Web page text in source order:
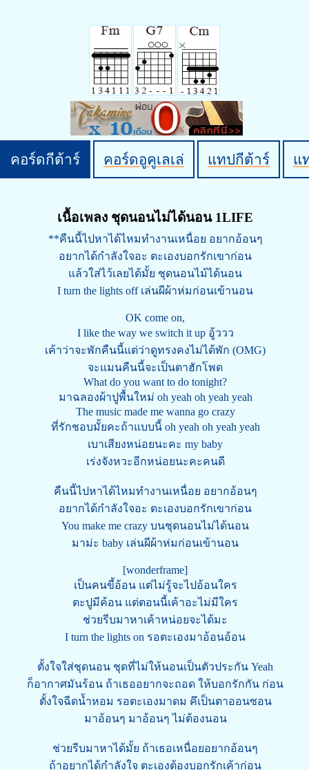
คอร์ดกีต้าร์ คอร์ดอูคูเลเล่ แทปกีต้าร์ แ
เนื้อเพลง ชุดนอนไม่ได้นอน 1LIFE
**คืนนี้ไปหาได้ไหมทำงานเหนื่อย อยากอ้อนๆ
อยากได้กำลังใจอะ ตะเองบอกรักเขาก่อน
แล้วใส่ไว้เลยได้มั้ย ชุดนอนไม้ได้นอน
I turn the lights off เล่นผีผ้าห่มก่อนเข้านอน
OK come on,
I like the way we switch it up อู้ววว
เค้าว่าจะพักคืนนี้แต่ว่าดูทรงคงไม่ได้พัก (OMG)
จะแมนคืนนี้จะเป็นตาฮักโพด
What do you want to do tonight?
มาฉลองผ้าปูพื้นใหม่ oh yeah oh yeah yeah
The music made me wanna go crazy
ที่รักชอบมั้ยคะถ้าแบบนี้ oh yeah oh yeah yeah
เบาเสียงหน่อยนะคะ my baby
เร่งจังหวะอีกหน่อยนะคะคนดี
คืนนี้ไปหาได้ไหมทำงานเหนื่อย อยากอ้อนๆ
อยากได้กำลังใจอะ ตะเองบอกรักเขาก่อน
You make me crazy บนชุดนอนไม่ได้นอน
มาม่ะ baby เล่นผีผ้าห่มก่อนเข้านอน
[wonderframe]
เป็นคนขี้อ้อน แต่ไม่รู้จะไปอ้อนใคร
ตะปูมีค้อน แต่ตอนนี้เค้าอะไม่มีใคร
ช่วยรีบมาหาเค้าหน่อยจะได้มะ
I turn the lights on รอตะเองมาอ้อนอ้อน
ตั้งใจใส่ชุดนอน ชุดที่ไม่ให้นอนเป็นตัวประกัน Yeah
ก็อากาศมันร้อน ถ้าเธออยากจะถอด ให้บอกรักกัน ก่อน
ตั้งใจฉีดน้ำหอม รอตะเองมาดม คึเป็นตาออนซอน
มาอ้อนๆ มาอ้อนๆ ไม่ต้องนอน
ช่วยรีบมาหาได้มั้ย ถ้าเธอเหนื่อยอยากอ้อนๆ
ถ้าอยากได้กำลังใจ ตะเองต้องบอกรักเค้าก่อน